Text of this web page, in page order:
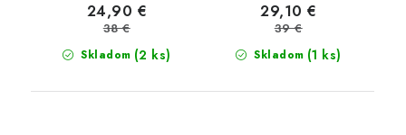
Skladom (2 ks)
24,90 €
38 €
Skladom (1 ks)
29,10 €
39 €